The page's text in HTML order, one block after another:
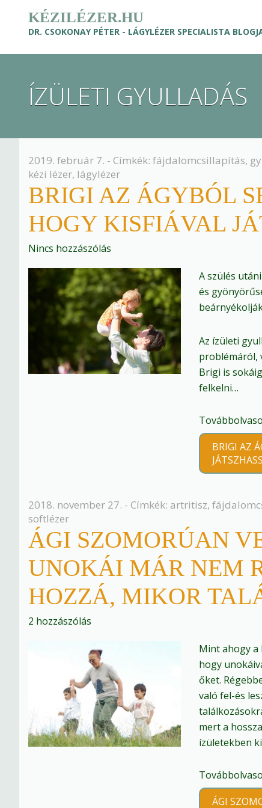
KÉZILÉZER.HU
DR. CSOKONAY PÉTER - LÁGYLÉZER SPECIALISTA
ÍZÜLETI GYULLADÁS
2019. február 7. - Címkék: fájdalomcsillapítás,
kézi lézer, lágylézer
BRIGI AZ ÁGYBÓL
HOGY KISFIÁVAL
Nincs hozzászólás
A szülés
és
Az ízületi
problémáról,
Brigi is
felkelni…
BRIGI AZ
2018. november 27. - Címkék: artritisz,
softlézer
ÁGI SZOMORÚAN
UNOKÁI MÁR NEM
HOZZÁ, MIKOR
2 hozzászólás
Mint ahogy a
hogy
őket.
való fel-és
mert a
ízületekben
ÁGI